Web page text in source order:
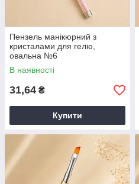
Пензель манікюрний з
кристалами для гелю,
овальна №6
В наявності
31,64 ₴
Купити